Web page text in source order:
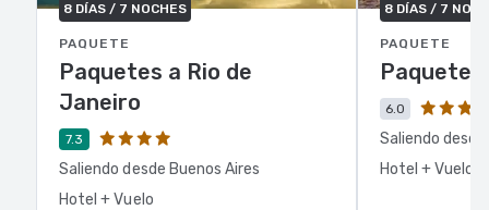
8 DÍAS / 7 NOCHES
PAQUETE
Paquetes a Rio de
Janeiro
7.3
Saliendo desde Buenos Aires
Hotel + Vuelo
8 DÍAS / 7
PAQUETE
Paquetes
6.0
Saliendo
Hotel + Vuelo